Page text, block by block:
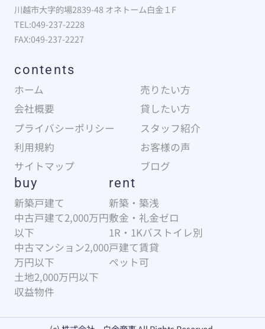
川越市大字的場2839-48 オネトーム白金１F
TEL:049-237-2228
FAX:049-237-2227
contents
ホーム
売りたい方
会社概要
貸したい方
プライバシーポリシー
スタッフ紹介
利用規約
お客様の声
サイトマップ
ブログ
buy
新築戸建て
中古戸建て2,000万円
以下
中古マンション2,000
万円以下
土地2,000万円以下
収益物件
rent
新築・築浅
敷金・礼金ゼロ
1R・1Kバストイレ別
戸建て賃貸
ペット可